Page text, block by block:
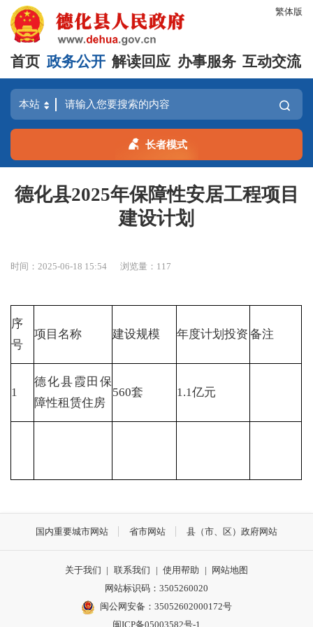
繁体版
首页 政务公开 解读回应 办事服务 互动交流
长者模式
德化县2025年保障性安居工程项目
建设计划
时间：2025-06-18 15:54 浏览量： 117
序
号
项目名称 建设规模 年度计划投资 备注
1
德化县霞田保
障性租赁住房
560套 1.1亿元
国内重要城市网站 省市网站 县（市、区）政府网站
关于我们 | 联系我们 | 使用帮助 |
网站地图
网站标识码：3505260020
闽公网安备：35052602000172号
闽ICP备05003582号-1